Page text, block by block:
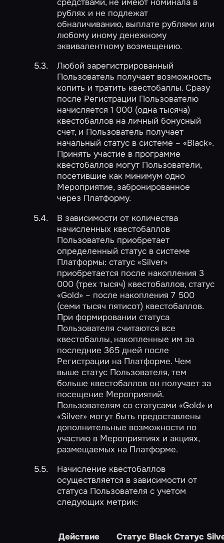
рублях и не подлежат
обналичиванию, выплате рублями или
любому иному денежному
эквивалентному возмещению.
Любой зарегистрированный
Пользователь получает возможность
копить и тратить квестобаллы. Сразу
после Регистрации Пользователю
начисляется 1 000 (одна тысяча)
квестобаллов на личный бонусный
счет, и Пользователь получает
начальный статус в системе – «Black».
Принять участие в программе
квестобаллов могут Пользователи,
посетившие как минимум одно
Мероприятие, забронированное
через Платформу.
В зависимости от количества
начисленных квестобаллов
Пользователь приобретает
определенный статус в системе
Платформы: статус «Silver»
приобретается после накопления 3
000 (трех тысяч) квестобаллов, статус
«Gold» – после накопления 7 500
(семи тысяч пятисот) квестобаллов.
При формировании статуса
Пользователя считаются все
квестобаллы, накопленные им за
последние 365 дней после
Регистрации на Платформе. Чем
выше статус Пользователя, тем
больше квестобаллов он получает за
посещение Мероприятий.
Пользователям со статусами «Gold» и
«Silver» могут быть предоставлены
дополнительные возможности по
участию в Мероприятиях и акциях,
размещаемых на Платформе.
Начисление квестобаллов
осуществляется в зависимости от
статуса Пользователя с учетом
следующих метрик:
Действие Статус Black Статус